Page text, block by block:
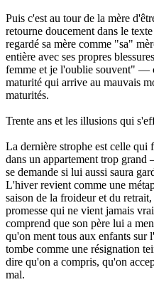
Puis c'est au tour de la mère
retourne doucement dans le
regardé sa mère comme "sa"
entière avec ses propres
femme et je l'oublie souvent" —
maturité qui arrive au mauvais
maturités.
Trente ans et les illusions qui
La dernière strophe est celle qui
dans un appartement trop
se demande si lui aussi saura
L'hiver revient comme une
saison de la froideur et du
promesse qui ne vient jamais
comprend que son père lui a
qu'on ment tous aux enfants
tombe comme une résignation
dire qu'on a compris, qu'on
mal.